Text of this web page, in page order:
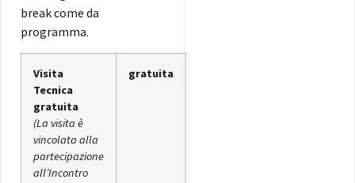
break come da
programma.
Visita
Tecnica
gratuita
(La visita è
vincolata alla
partecipazione
all’Incontro
gratuita